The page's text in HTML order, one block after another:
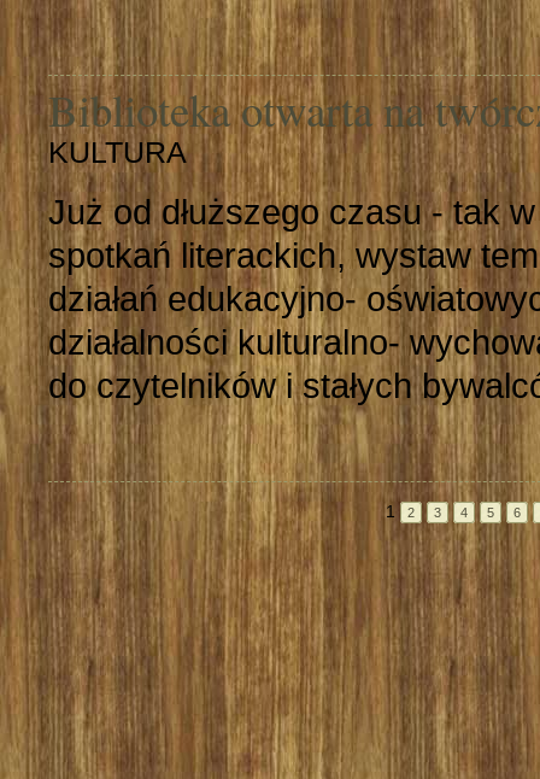
Biblioteka otwarta na
KULTURA
Już od dłuższego czasu - tak
spotkań literackich, wystaw
działań edukacyjno-
działalności kulturalno-
do czytelników i stałych
1 2 3 4 5 6